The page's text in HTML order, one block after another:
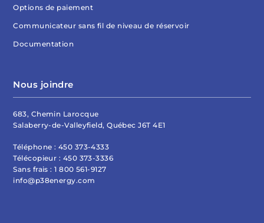
Options de paiement
Communicateur sans fil de niveau de réservoir
Documentation
Nous joindre
683, Chemin Larocque
Salaberry-de-Valleyfield, Québec J6T 4E1
Téléphone : 450 373-4333
Télécopieur : 450 373-3336
Sans frais :1 800 561-9127
info@p38energy.com